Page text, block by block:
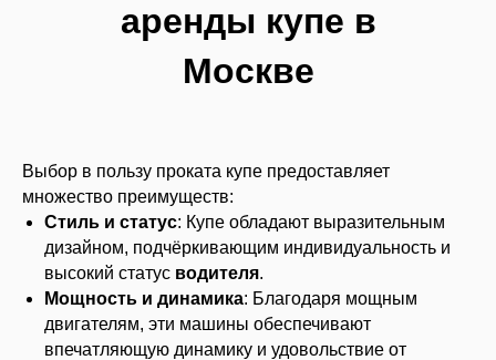
аренды купе в
Москве
Выбор в пользу проката купе предоставляет
множество преимуществ:
Стиль и статус: Купе обладают выразительным
дизайном, подчёркивающим индивидуальность и
высокий статус водителя.
Мощность и динамика: Благодаря мощным
двигателям, эти машины обеспечивают
впечатляющую динамику и удовольствие от